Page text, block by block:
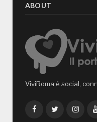
ABOUT
ViviRoma è social,
FacebookTwitter